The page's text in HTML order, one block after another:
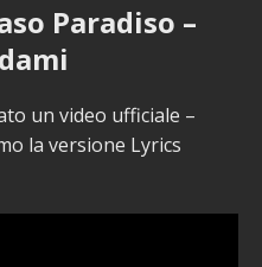
Paradiso –
un video ufficiale –
la versione Lyrics